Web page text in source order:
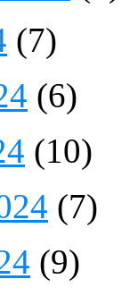
(7)
(6)
(10)
(7)
(9)